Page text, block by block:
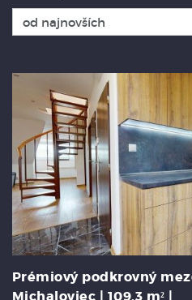
Prémiový podkrovný
Michaloviec | 109,3 m² |